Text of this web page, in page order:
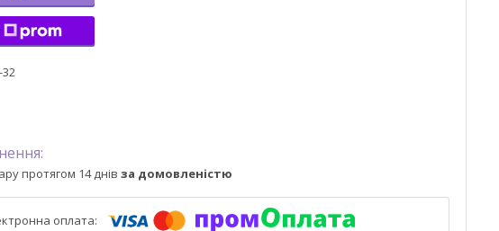
протягом 14 днів за домовленістю